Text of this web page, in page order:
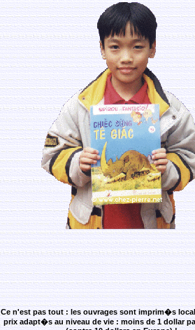
Ce n'est pas tout : les ouvrages sont imprim�s
prix adapt�s au niveau de vie : moins de 1 dollar